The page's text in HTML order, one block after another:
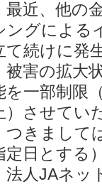
近、他の
ングによる
て続けに発
害の拡大
を一部制限
）させてい
きまして
定日とする
人JAネッ